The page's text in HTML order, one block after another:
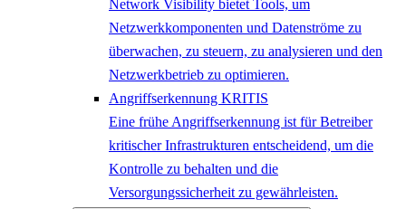
Network Visibility bietet Tools, um
Netzwerkkomponenten und Datenströme zu
überwachen, zu steuern, zu analysieren und den
Netzwerkbetrieb zu optimieren.
Angriffserkennung KRITIS
Eine frühe Angriffserkennung ist für Betreiber
kritischer Infrastrukturen entscheidend, um die
Kontrolle zu behalten und die
Versorgungssicherheit zu gewährleisten.